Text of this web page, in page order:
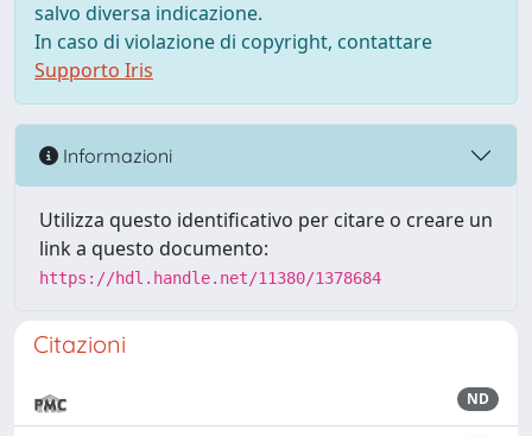
salvo diversa indicazione.
In caso di violazione di copyright, contattare
Supporto Iris
Informazioni
Utilizza questo identificativo per citare o creare un
link a questo documento:
https://hdl.handle.net/11380/1378684
Citazioni
ND